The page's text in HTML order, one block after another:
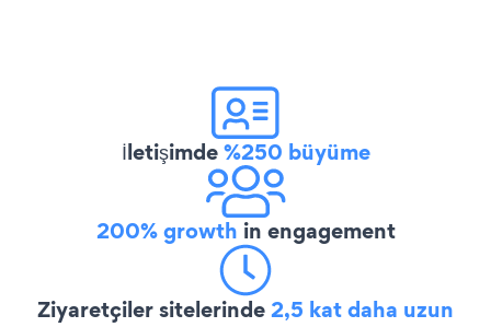
İletişimde%250 büyüme
200% growth in engagement
Ziyaretçiler sitelerinde2,5 kat daha uzun